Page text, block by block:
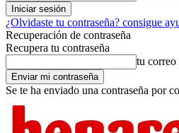
¿Olvidaste tu contraseña? consigue
Recuperación de contraseña
Recupera tu contraseña
tu correo
Se te ha enviado una contraseña por